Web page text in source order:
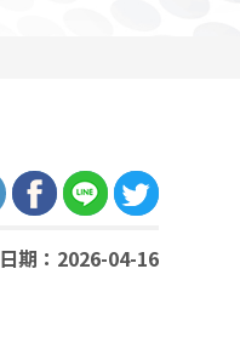
日期：2026-04-16